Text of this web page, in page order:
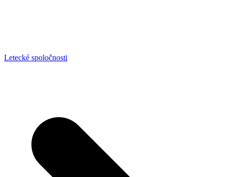
Letecké spoločnosti